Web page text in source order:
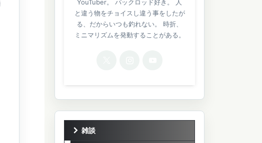
YouTuber。 パックロッド好き。 人
と違う物をチョイスし違う事をしたが
る、だからいつも釣れない。 時折、
ミニマリズムを発動することがある。
雑談